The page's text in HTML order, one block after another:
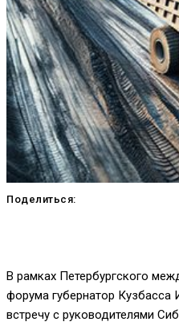
Поделиться:
В рамках Петербургского
форума губернатор
встречу с руководителями